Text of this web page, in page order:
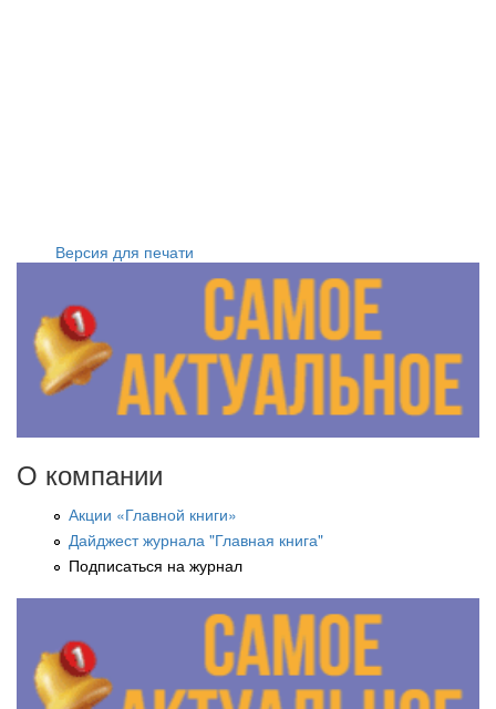
Версия для печати
О компании
Акции «Главной книги»
Дайджест журнала "Главная книга"
Подписаться на журнал